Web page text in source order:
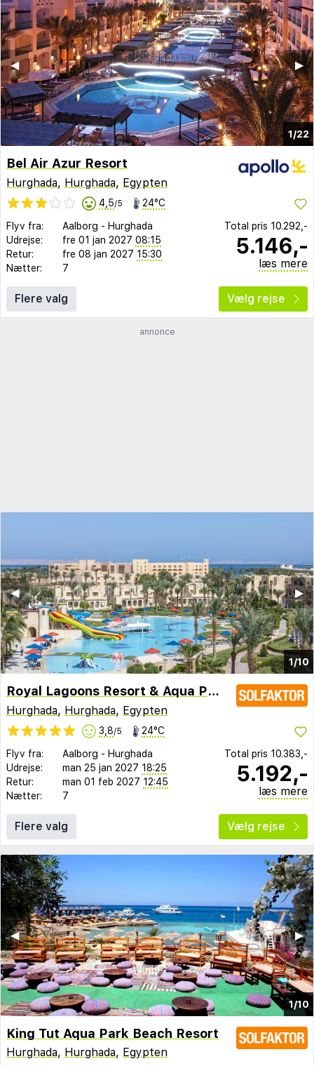
1/22
▶︎
◀︎
Bel Air Azur Resort
Hurghada, Hurghada, Egypten
4,5/5 24°C
Flyv fra: Aalborg - Hurghada
Udrejse:
fre 01 jan 2027 08:15
Retur:
fre 08 jan 2027 15:30
Nætter:
7
Total pris 10.292,-
5.146,-
læs mere
Flere valg Vælg rejse
annonce
1/10
▶︎
◀︎
Royal Lagoons Resort & Aqua Park
Hurghada, Hurghada, Egypten
3,8/5 24°C
Flyv fra: Aalborg - Hurghada
Udrejse:
man 25 jan 2027 18:25
Retur:
man 01 feb 2027 12:45
Nætter:
7
Total pris 10.383,-
5.192,-
læs mere
Flere valg Vælg rejse
1/10
▶︎
◀︎
King Tut Aqua Park Beach Resort
Hurghada, Hurghada, Egypten